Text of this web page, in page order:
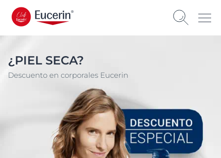
¿PIEL SECA?
Descuento en corporales Eucerin